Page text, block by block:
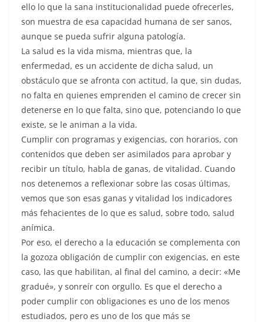
ello lo que la sana institucionalidad puede ofrecerles,
son muestra de esa capacidad humana de ser sanos,
aunque se pueda sufrir alguna patología.
La salud es la vida misma, mientras que, la
enfermedad, es un accidente de dicha salud, un
obstáculo que se afronta con actitud, la que, sin dudas,
no falta en quienes emprenden el camino de crecer sin
detenerse en lo que falta, sino que, potenciando lo que
existe, se le animan a la vida.
Cumplir con programas y exigencias, con horarios, con
contenidos que deben ser asimilados para aprobar y
recibir un título, habla de ganas, de vitalidad. Cuando
nos detenemos a reflexionar sobre las cosas últimas,
vemos que son esas ganas y vitalidad los indicadores
más fehacientes de lo que es salud, sobre todo, salud
anímica.
Por eso, el derecho a la educación se complementa con
la gozoza obligación de cumplir con exigencias, en este
caso, las que habilitan, al final del camino, a decir: «Me
gradué», y sonreír con orgullo. Es que el derecho a
poder cumplir con obligaciones es uno de los menos
estudiados, pero es uno de los que más se